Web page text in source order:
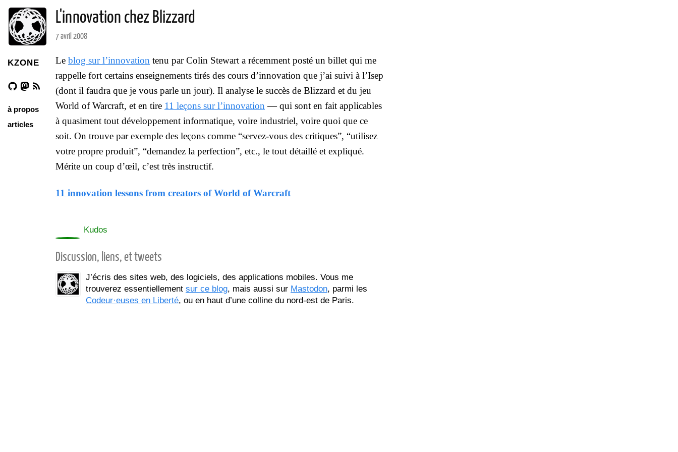
KZONE
à propos
articles
L'innovation chez Blizzard
7 avril 2008
Le blog sur l’innovation tenu par Colin Stewart a récemment posté un billet qui me
rappelle fort certains enseignements tirés des cours d’innovation que j’ai suivi à l’Isep
(dont il faudra que je vous parle un jour). Il analyse le succès de Blizzard et du jeu
World of Warcraft, et en tire 11 leçons sur l’innovation — qui sont en fait applicables
à quasiment tout développement informatique, voire industriel, voire quoi que ce
soit. On trouve par exemple des leçons comme “servez-vous des critiques”, “utilisez
votre propre produit”, “demandez la perfection”, etc., le tout détaillé et expliqué.
Mérite un coup d’œil, c’est très instructif.
11 innovation lessons from creators of World of Warcraft
Kudos
Discussion, liens, et tweets
J’écris des sites web, des logiciels, des applications mobiles. Vous me
trouverez essentiellement sur ce blog, mais aussi sur Mastodon, parmi les
Codeur·euses en Liberté, ou en haut d’une colline du nord-est de Paris.